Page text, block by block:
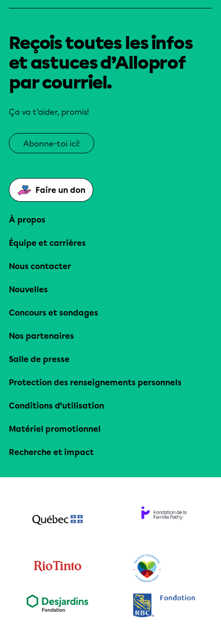
Reçois toutes les infos
et astuces d’Alloprof
par courriel.
Ça va t’aider, promis!
Abonne-toi ici!
Faire un don
À propos
Équipe et carrières
Nous contacter
Nouvelles
Concours et sondages
Nos partenaires
Salle de presse
Protection des renseignements personnels
Conditions d’utilisation
Matériel promotionnel
Recherche et impact